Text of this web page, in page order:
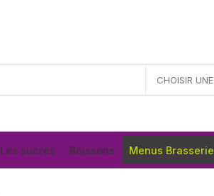
Les sucrés Boissons Menus Brasserie